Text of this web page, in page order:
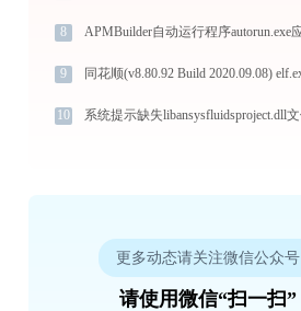
8
9
10
更多动态请关注微信公众号
请使用微信“扫一扫”